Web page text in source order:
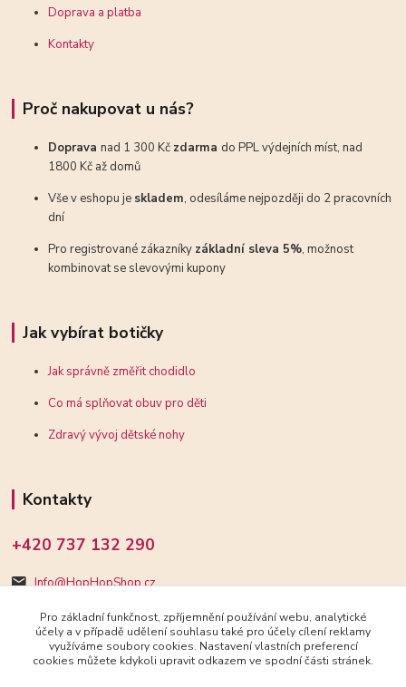
Doprava a platba
Kontakty
Proč nakupovat u nás?
Dopravanad 1 300 Kč zdarma do PPL výdejních míst, nad
1800 Kč až domů
Vše v eshopu je skladem, odesíláme nejpozději do 2 pracovních
dní
Pro registrované zákazníky základní sleva 5%, možnost
kombinovat se slevovými kupony
Jak vybírat botičky
Jak správně změřit chodidlo
Co má splňovat obuv pro děti
Zdravý vývoj dětské nohy
Kontakty
+420 737 132 290
Info@HopHopShop.cz
Pro základní funkčnost, zpříjemnění používání webu, analytické
účely a v případě udělení souhlasu také pro účely cílení reklamy
využíváme soubory cookies. Nastavení vlastních preferencí
cookies můžete kdykoli upravit odkazem ve spodní části stránek.